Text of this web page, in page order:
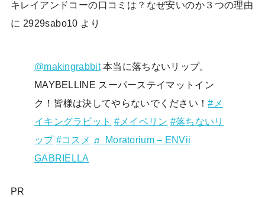
キレイアンドコーの口コミは？なぜ安いのか３つの理由
に 2929sabo10 より
@makingrabbit本当に落ちないリップ。
MAYBELLINE スーパーステイマットイン
ク！皆様は決してやらないでください！#メ
イキングラビット #メイベリン #落ちないリ
ップ #コスメ ♬ Moratorium – ENVii
GABRIELLA
PR